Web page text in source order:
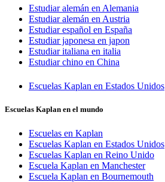
Estudiar alemán en Alemania
Estudiar alemán en Austria
Estudiar español en España
Estudiar japonesa en japon
Estudiar italiana en italia
Estudiar chino en China
Escuelas Kaplan en Estados Unidos
Escuelas Kaplan en el mundo
Escuelas en Kaplan
Escuelas Kaplan en Estados Unidos
Escuelas Kaplan en Reino Unido
Escuela Kaplan en Manchester
Escuela Kaplan en Bournemouth